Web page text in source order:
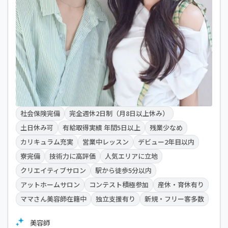
社会保険完備
完全週休2日制（月8日以上休み）
土日休み可
有給取得実績 年間5日以上
残業少なめ
カリキュラム充実
営業中レッスン
デビュー2年目以内
寮完備
技術力に高評価
人気エリアに立地
クリエイティブサロン
駅から徒歩5分以内
アットホームサロン
コンテスト積極参加
産休・育休有り
ママさん美容師在籍中
独立支援有り 新規・フリー客多数
美容師